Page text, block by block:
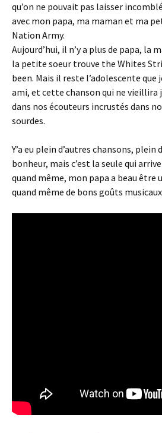
qu’on ne pouvait pas laisser
avec mon papa, ma maman et ma
Nation Army.
Aujourd’hui, il n’y a plus de papa, la
la petite soeur trouve the Whites
been. Mais il reste l’adolescente
ami, et cette chanson qui ne vieillira
dans nos écouteurs incrustés dans
sourdes.
Y’a eu plein d’autres chansons, plein
bonheur, mais c’est la seule qui
quand même, mon papa a beau être
quand même de bons goûts